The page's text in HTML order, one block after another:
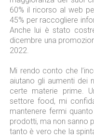
60% il ricorso al web
45% per raccogliere
Anche lui è stato
dicembre una
2022.
Mi rendo conto che
aiutano gli aumenti dei
certe materie prime.
settore food, mi
mantenere fermi
prodotti, ma non sanno
tanto è vero che la